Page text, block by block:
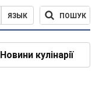
ЯЗЫК ПОШУК
Новини кулінарії